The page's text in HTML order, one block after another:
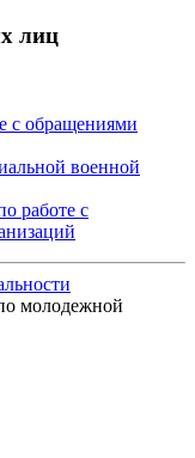
лиц
с обращениями
военной
работе с
молодежной